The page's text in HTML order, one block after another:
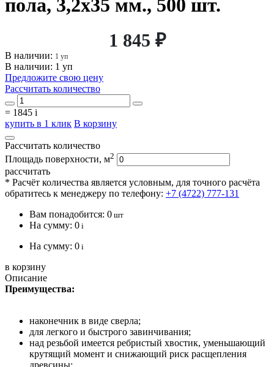
пола, 3,2х35 мм., 500 шт.
1 845 ₽
В наличии: 1 уп
В наличии: 1 уп
Предложите свою цену
Рассчитать количество
= 1845 i
купить в 1 клик В корзину
Рассчитать количество
Площадь поверхности, м2
рассчитать
* Расчёт количества является условным, для точного расчёта
обратитесь к менеджеру по телефону: +7 (4722) 777-131
Вам понадобится: 0 шт
На сумму: 0 i
На сумму: 0 i
в корзину
Описание
Преимущества:
наконечник в виде сверла;
для легкого и быстрого завинчивания;
над резьбой имеется ребристый хвостик, уменьшающий
крутящий момент и снижающий риск расщепления